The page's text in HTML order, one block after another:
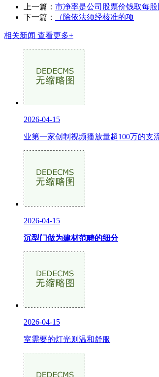
上一篇： 市净率是公司股票价钱取每
下一篇：
（除依法须经核准的项
相关新闻 查看更多+
2026-04-15
业第一家创制视频播放量超100万的支
2026-04-15
沉型门做为建材范畴的细分
2026-04-15
室需要的灯光则温和舒服